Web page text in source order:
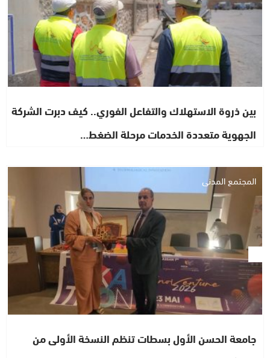
بين ذروة الاستهلاك والتفاعل الفوري.. كيف دبرت الشركة
الجهوية متعددة الخدمات مرحلة الضغط…
المجتمع المدني
جامعة الحسن الأول بسطات تنظم النسخة الأولى من